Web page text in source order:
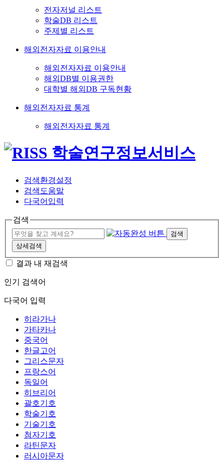
전자저널 리스트
학술DB 리스트
주제별 리스트
해외전자자료 이용안내
해외전자자료 이용안내
해외DB별 이용권한
대학별 해외DB 구독현황
해외전자자료 통계
해외전자자료 통계
검색환경설정
검색도움말
다국어입력
검색
검색
상세검색
결과 내 재검색
인기 검색어
다국어 입력
히라가나
가타카나
중국어
한글고어
그리스문자
프랑스어
독일어
히브리어
괄호기호
학술기호
기술기호
첨자기호
라틴문자
러시아문자